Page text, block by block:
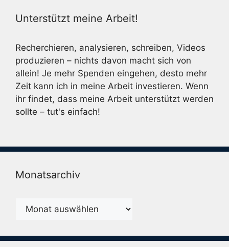
Unterstützt meine Arbeit!
Recherchieren, analysieren, schreiben, Videos
produzieren – nichts davon macht sich von
allein! Je mehr Spenden eingehen, desto mehr
Zeit kann ich in meine Arbeit investieren. Wenn
ihr findet, dass meine Arbeit unterstützt werden
sollte – tut's einfach!
Monatsarchiv
Monatsarchiv